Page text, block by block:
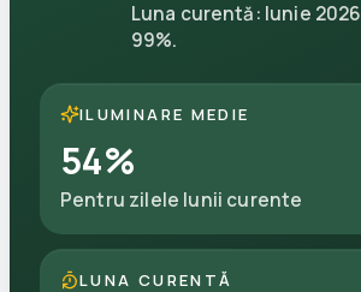
Luna curentă: Iunie 2026
99%.
ILUMINARE MEDIE
54%
Pentru zilele lunii curente
LUNA CURENTĂ